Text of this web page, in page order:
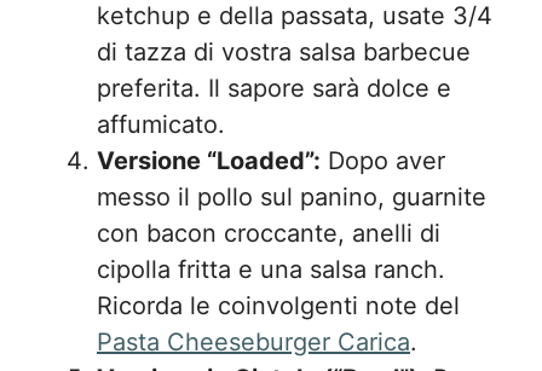
ketchup e della passata, usate 3/4
di tazza di vostra salsa barbecue
preferita. Il sapore sarà dolce e
affumicato.
Versione “Loaded”: Dopo aver
messo il pollo sul panino, guarnite
con bacon croccante, anelli di
cipolla fritta e una salsa ranch.
Ricorda le coinvolgenti note del
Pasta Cheeseburger Carica.